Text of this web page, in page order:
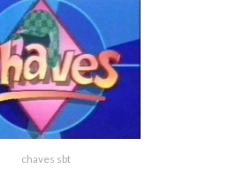
chaves sbt